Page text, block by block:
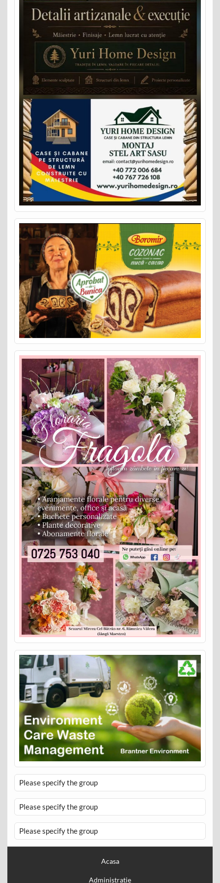
Please specify the group
Please specify the group
Please specify the group
Acasa
Administratie